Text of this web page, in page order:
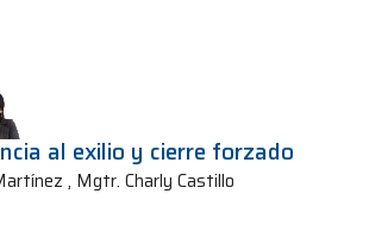
al exilio y cierre forzado
, Mgtr. Charly Castillo